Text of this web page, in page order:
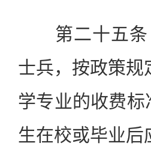
第二十五条
士兵，按政策规
学专业的收费
生在校或毕业后